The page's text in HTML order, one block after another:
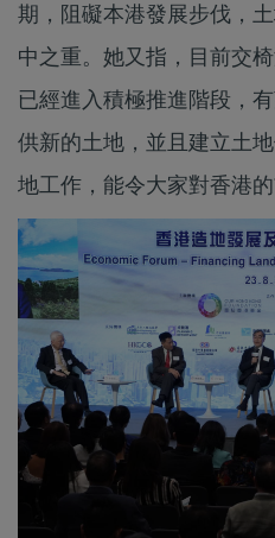
期，阻礙本港發展步伐，
中之重。她又指，目前交
已經進入積極推進階段，
供新的土地，並且建立土
地工作，能令大家對香港的